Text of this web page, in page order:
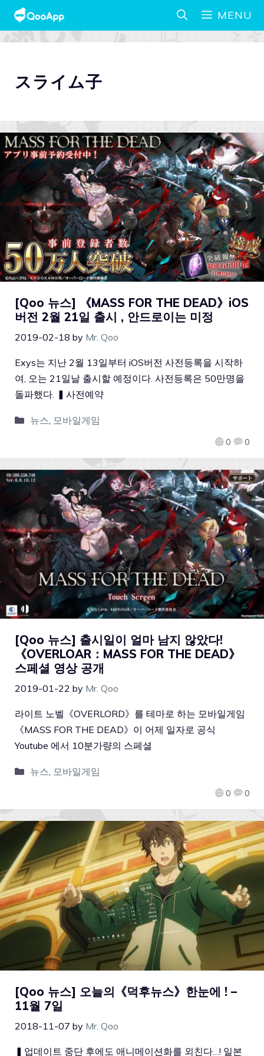
MENU
スライム子
[Qoo 뉴스] 《MASS FOR THE DEAD》iOS
버전 2월 21일 출시 , 안드로이는 미정
2019-02-18 by Mr. Qoo
0 0
Exys는 지난 2월 13일부터 iOS버전 사전등록을 시작하
여, 오는 21일날 출시할 예정이다. 사전등록은 50만명을
돌파했다. ▍사전예약
뉴스, 모바일게임
[Qoo 뉴스] 출시일이 얼마 남지 않았다!
《OVERLOAR：MASS FOR THE DEAD》
스페셜 영상 공개
2019-01-22 by Mr. Qoo
0 0
라이트 노벨《OVERLORD》를 테마로 하는 모바일게임
《MASS FOR THE DEAD》이 어제 일자로 공식
Youtube 에서 10분가량의 스페셜
뉴스, 모바일게임
[Qoo 뉴스] 오늘의《덕후뉴스》한눈에 ! –
11월 7일
2018-11-07 by Mr. Qoo
▍업데이트 중단 후에도 애니메이션화를 외친다…! 일본